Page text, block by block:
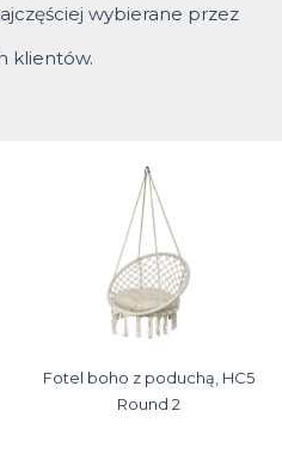
wybierane przez
klientów.
Fotel boho z poduchą, HC5
Round 2